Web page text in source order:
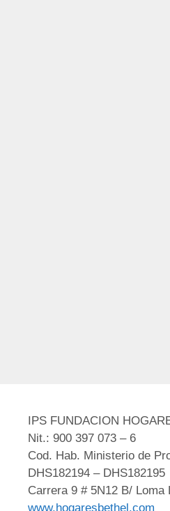
IPS FUNDACION
Nit.: 900 397 073 – 6
Cod. Hab. Ministerio de
DHS182194 – DHS182195
Carrera 9 # 5N12 B/ Loma
www.hogaresbethel.com